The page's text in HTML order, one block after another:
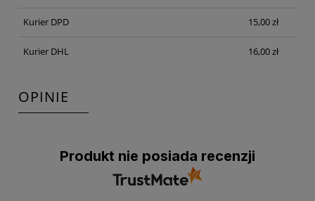
Kurier DPD 15,00 zł
Kurier DHL 16,00 zł
OPINIE
Produkt nie posiada recenzji